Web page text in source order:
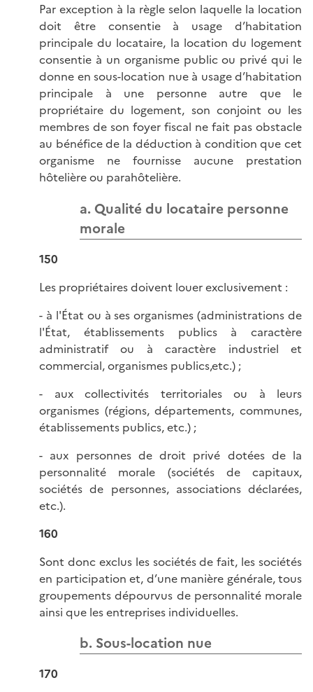
Par exception à la règle selon laquelle la location
doit être consentie à usage d’habitation
principale du locataire, la location du logement
consentie à un organisme public ou privé qui le
donne en sous-location nue à usage d’habitation
principale à une personne autre que le
propriétaire du logement, son conjoint ou les
membres de son foyer fiscal ne fait pas obstacle
au bénéfice de la déduction à condition que cet
organisme ne fournisse aucune prestation
hôtelière ou parahôtelière.
a. Qualité du locataire personne
morale
150
Les propriétaires doivent louer exclusivement :
- à l'État ou à ses organismes (administrations de
l'État, établissements publics à caractère
administratif ou à caractère industriel et
commercial, organismes publics,etc.) ;
- aux collectivités territoriales ou à leurs
organismes (régions, départements, communes,
établissements publics, etc.) ;
- aux personnes de droit privé dotées de la
personnalité morale (sociétés de capitaux,
sociétés de personnes, associations déclarées,
etc.).
160
Sont donc exclus les sociétés de fait, les sociétés
en participation et, d’une manière générale, tous
groupements dépourvus de personnalité morale
ainsi que les entreprises individuelles.
b. Sous-location nue
170